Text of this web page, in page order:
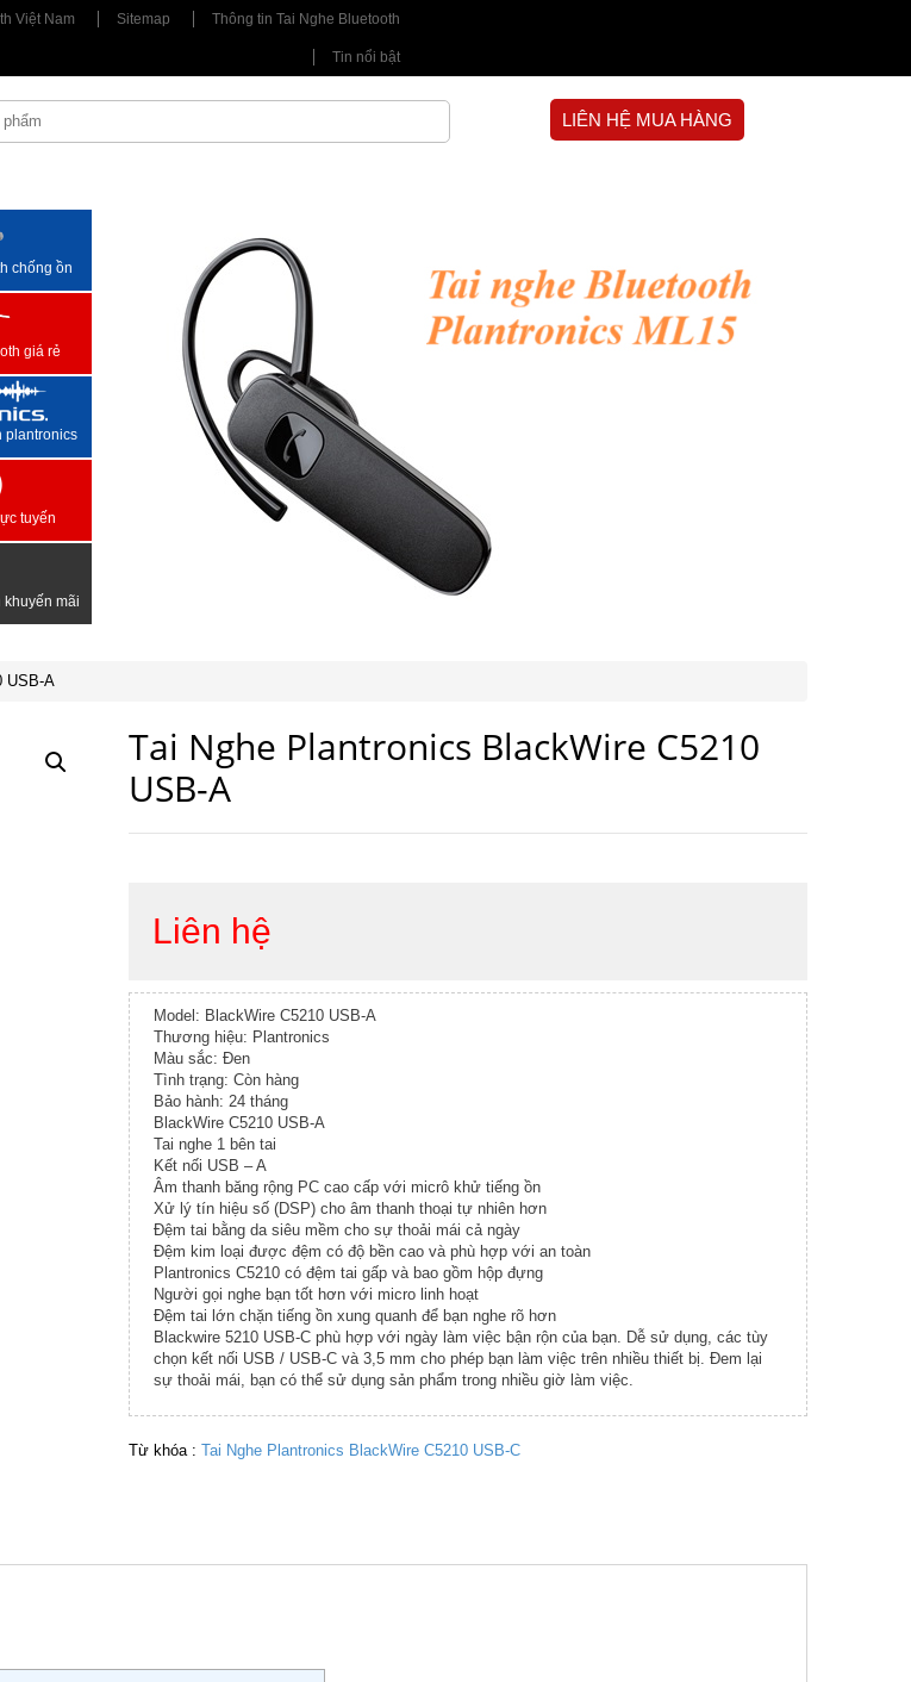
Việt Nam Sitemap Thông tin Tai Nghe Bluetooth
Tin nổi bật
LIÊN HỆ MUA HÀNG
chống ồn
giá rẻ
plantronics
tuyến
khuyến mãi
USB-A
Tai Nghe Plantronics BlackWire C5210
USB-A
Liên hệ
Model: BlackWire C5210 USB-A
Thương hiệu: Plantronics
Màu sắc: Đen
Tình trạng: Còn hàng
Bảo hành: 24 tháng
BlackWire C5210 USB-A
Tai nghe 1 bên tai
Kết nối USB – A
Âm thanh băng rộng PC cao cấp với micrô khử tiếng ồn
Xử lý tín hiệu số (DSP) cho âm thanh thoại tự nhiên hơn
Đệm tai bằng da siêu mềm cho sự thoải mái cả ngày
Đệm kim loại được đệm có độ bền cao và phù hợp với an toàn
Plantronics C5210 có đệm tai gấp và bao gồm hộp đựng
Người gọi nghe bạn tốt hơn với micro linh hoạt
Đệm tai lớn chặn tiếng ồn xung quanh để bạn nghe rõ hơn
Blackwire 5210 USB-C phù hợp với ngày làm việc bận rộn của bạn. Dễ sử dụng, các tùy
chọn kết nối USB / USB-C và 3,5 mm cho phép bạn làm việc trên nhiều thiết bị. Đem lại
sự thoải mái, bạn có thể sử dụng sản phẩm trong nhiều giờ làm việc.
Từ khóa : Tai Nghe Plantronics BlackWire C5210 USB-C